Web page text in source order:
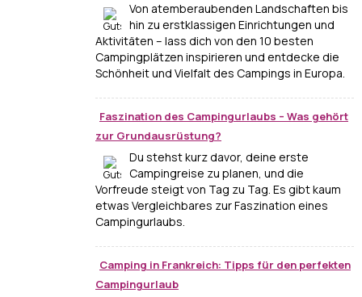
Von atemberaubenden Landschaften bis
hin zu erstklassigen Einrichtungen und
Aktivitäten – lass dich von den 10 besten
Campingplätzen inspirieren und entdecke die
Schönheit und Vielfalt des Campings in Europa.
Faszination des Campingurlaubs – Was gehört
zur Grundausrüstung?
Du stehst kurz davor, deine erste
Campingreise zu planen, und die
Vorfreude steigt von Tag zu Tag. Es gibt kaum
etwas Vergleichbares zur Faszination eines
Campingurlaubs.
Camping in Frankreich: Tipps für den perfekten
Campingurlaub